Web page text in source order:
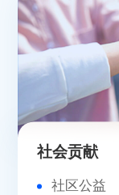
社会贡献
社区公益